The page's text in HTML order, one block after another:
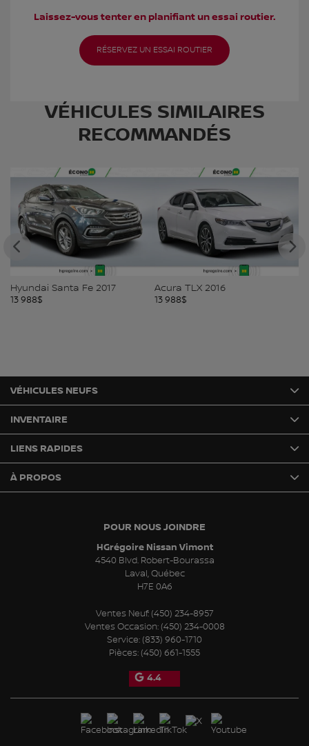
Laissez-vous tenter en planifiant un essai routier.
RÉSERVEZ UN ESSAI ROUTIER
VÉHICULES SIMILAIRES
RECOMMANDÉS
Hyundai Santa Fe 2017
13 988$
Acura TLX 2016
13 988$
POUR NOUS JOINDRE
HGrégoire Nissan Vimont
4540 Blvd. Robert-Bourassa
Laval,Québec
H7E 0A6
Ventes Neuf: (450) 234-8957
Ventes Occasion: (450) 234-0008
Service: (833) 960-1710
Pièces: (450) 661-1555
4.4
VÉHICULES NEUFS
INVENTAIRE
LIENS RAPIDES
À PROPOS